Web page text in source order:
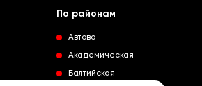
По районам
Автово
Академическая
Балтийская